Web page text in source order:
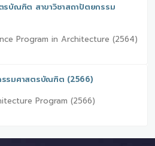
รบัณฑิต สาขาวิชาสถาปัตยกรรม
Program in Architecture (2564)
รมศาสตรบัณฑิต (2566)
Program (2566)